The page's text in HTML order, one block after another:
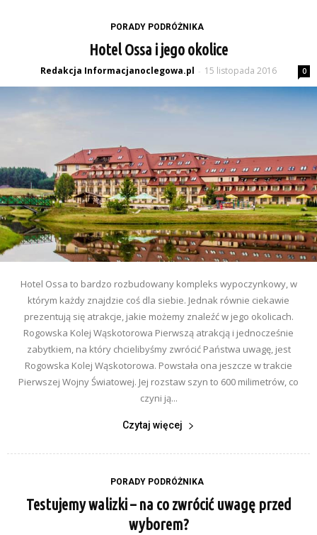
PORADY PODRÓŻNIKA
Hotel Ossa i jego okolice
Redakcja Informacjanoclegowa.pl - 15 listopada 2016 0
Hotel Ossa to bardzo rozbudowany kompleks wypoczynkowy, w
którym każdy znajdzie coś dla siebie. Jednak równie ciekawie
prezentują się atrakcje, jakie możemy znaleźć w jego okolicach.
Rogowska Kolej Wąskotorowa Pierwszą atrakcją i jednocześnie
zabytkiem, na który chcielibyśmy zwrócić Państwa uwagę, jest
Rogowska Kolej Wąskotorowa. Powstała ona jeszcze w trakcie
Pierwszej Wojny Światowej. Jej rozstaw szyn to 600 milimetrów, co
czyni ją...
Czytaj więcej
PORADY PODRÓŻNIKA
Testujemy walizki – na co zwrócić uwagę przed
wyborem?